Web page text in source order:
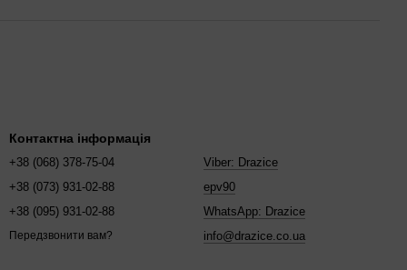
Контактна інформація
+38 (068) 378-75-04
+38 (073) 931-02-88
+38 (095) 931-02-88
Передзвонити вам?
Viber: Drazice
epv90
WhatsApp: Drazice
info@drazice.co.ua